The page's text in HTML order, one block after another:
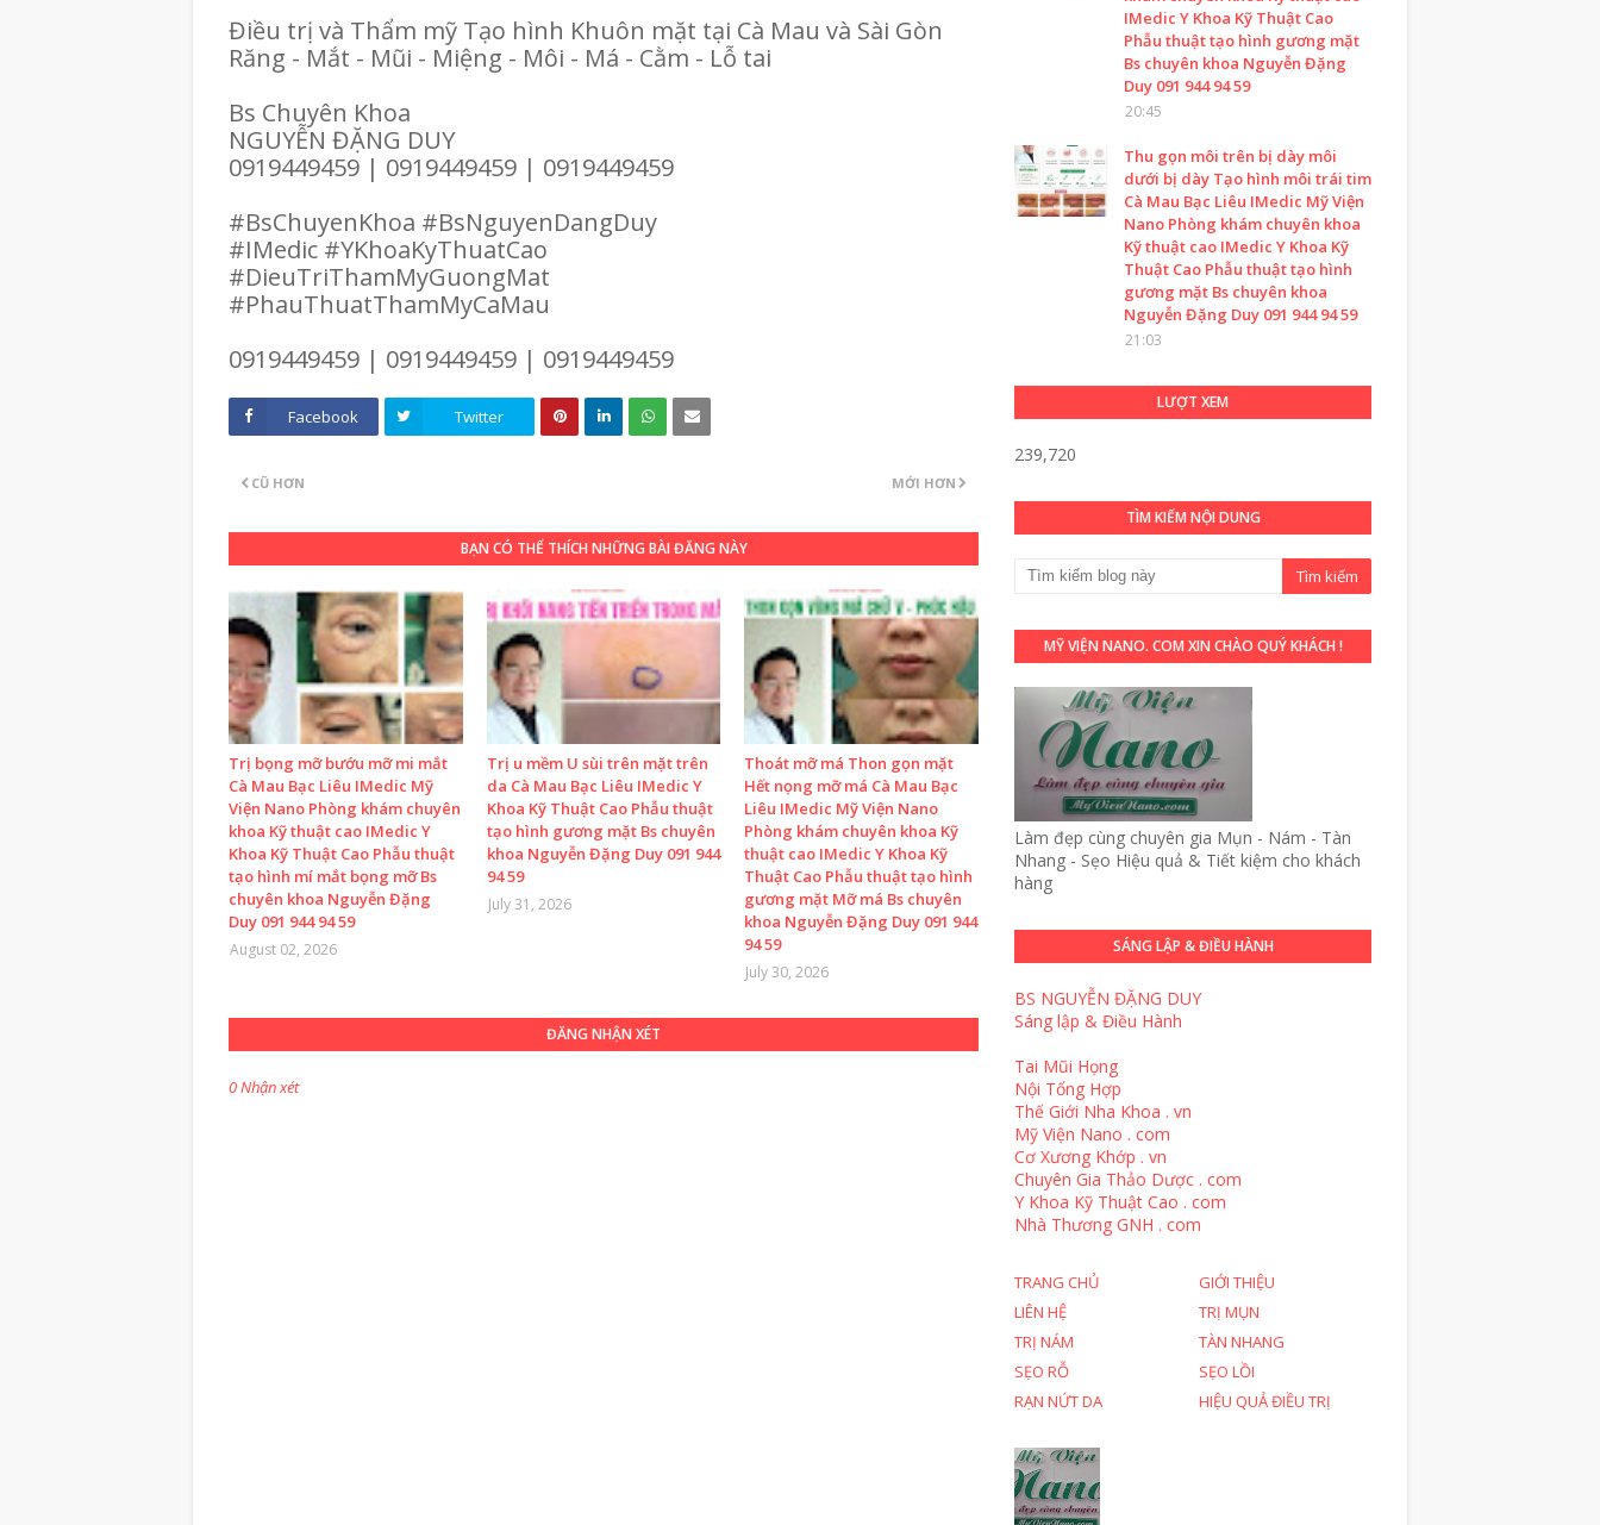
Điều trị và Thẩm mỹ Tạo hình Khuôn mặt tại Cà Mau và Sài Gòn
Răng - Mắt - Mũi - Miệng - Môi - Má - Cằm - Lỗ tai
Bs Chuyên Khoa
NGUYỄN ĐẶNG DUY
0919449459 | 0919449459 | 0919449459
#BsChuyenKhoa #BsNguyenDangDuy
#IMedic #YKhoaKyThuatCao
#DieuTriThamMyGuongMat
#PhauThuatThamMyCaMau
0919449459 | 0919449459 | 0919449459
Facebook Twitter
MỚI HƠN
CŨ HƠN
BẠN CÓ THỂ THÍCH NHỮNG BÀI ĐĂNG NÀY
Trị bọng mỡ bướu mỡ mi mắt
Cà Mau Bạc Liêu IMedic Mỹ
Viện Nano Phòng khám chuyên
khoa Kỹ thuật cao IMedic Y
Khoa Kỹ Thuật Cao Phẫu thuật
tạo hình mí mắt bọng mỡ Bs
chuyên khoa Nguyễn Đặng
Duy 091 944 94 59
August 02, 2026
Trị u mềm U sùi trên mặt trên
da Cà Mau Bạc Liêu IMedic Y
Khoa Kỹ Thuật Cao Phẫu thuật
tạo hình gương mặt Bs chuyên
khoa Nguyễn Đặng Duy 091 944
94 59
July 31, 2026
Thoát mỡ má Thon gọn mặt
Hết nọng mỡ má Cà Mau Bạc
Liêu IMedic Mỹ Viện Nano
Phòng khám chuyên khoa Kỹ
thuật cao IMedic Y Khoa Kỹ
Thuật Cao Phẫu thuật tạo hình
gương mặt Mỡ má Bs chuyên
khoa Nguyễn Đặng Duy 091 944
94 59
July 30, 2026
ĐĂNG NHẬN XÉT
0 Nhận xét
IMedic Y Khoa Kỹ Thuật Cao
Phẫu thuật tạo hình gương mặt
Bs chuyên khoa Nguyễn Đặng
Duy 091 944 94 59
20:45
Thu gọn môi trên bị dày môi
dưới bị dày Tạo hình môi trái tim
Cà Mau Bạc Liêu IMedic Mỹ Viện
Nano Phòng khám chuyên khoa
Kỹ thuật cao IMedic Y Khoa Kỹ
Thuật Cao Phẫu thuật tạo hình
gương mặt Bs chuyên khoa
Nguyễn Đặng Duy 091 944 94 59
21:03
LƯỢT XEM
239,720
TÌM KIẾM NỘI DUNG
MỸ VIỆN NANO. COM XIN CHÀO QUÝ KHÁCH !
Làm đẹp cùng chuyên gia Mụn - Nám - Tàn
Nhang - Sẹo Hiệu quả & Tiết kiệm cho khách
hàng
SÁNG LẬP & ĐIỀU HÀNH
BS NGUYỄN ĐẶNG DUY
Sáng lập & Điều Hành
Tai Mũi Họng
Nội Tổng Hợp
Thế Giới Nha Khoa . vn
Mỹ Viện Nano . com
Cơ Xương Khớp . vn
Chuyên Gia Thảo Dược . com
Y Khoa Kỹ Thuật Cao . com
Nhà Thương GNH . com
TRANG CHỦ
GIỚI THIỆU
LIÊN HỆ
TRỊ MỤN
TRỊ NÁM
TÀN NHANG
SẸO RỖ
SẸO LỒI
RẠN NỨT DA
HIỆU QUẢ ĐIỀU TRỊ